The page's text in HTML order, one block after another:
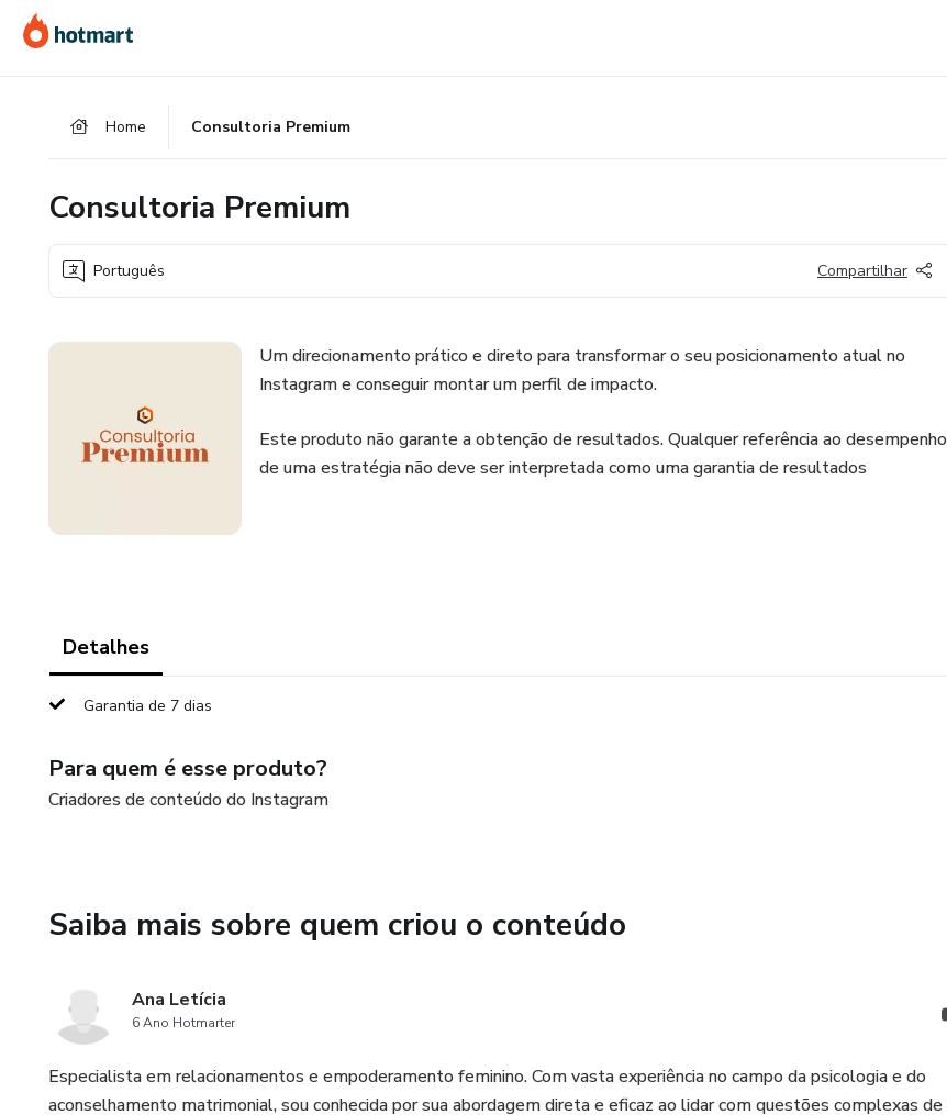
para
o
para
o
para
o
Home Consultoria Premium
Consultoria Premium
Português Compartilhar
Um direcionamento prático e direto para transformar o seu posicionamento atual no
Instagram e conseguir montar um perfil de impacto.
Este produto não garante a obtenção de resultados. Qualquer referência ao desempenho
de uma estratégia não deve ser interpretada como uma garantia de resultados
Detalhes
Garantia de 7 dias
Para quem é esse produto?
Criadores de conteúdo do Instagram
Saiba mais sobre quem criou o conteúdo
Ana Letícia
6 Ano Hotmarter
Especialista em relacionamentos e empoderamento feminino. Com vasta experiência no campo da psicologia e do
aconselhamento matrimonial, sou conhecida por sua abordagem direta e eficaz ao lidar com questões complexas de